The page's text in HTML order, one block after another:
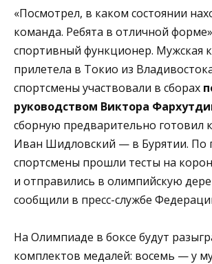
«Посмотрел, в каком состоянии
команда. Ребята в отличной
спортивный функционер. Мужская
прилетела в Токио из
спортсмены участвовали в сборах
руководством Виктора
сборную предварительно готовил
Иван Шидловский — в Бурятии. По
спортсмены прошли тесты на
и отправились в олимпийскую
сообщили в пресс-службе
На Олимпиаде в боксе будут
комплектов медалей: восемь — у